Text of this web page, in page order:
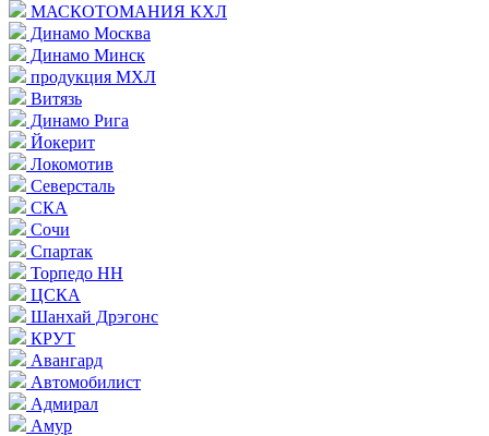
МАСКОТОМАНИЯ КХЛ
Динамо Москва
Динамо Минск
продукция МХЛ
Витязь
Динамо Рига
Йокерит
Локомотив
Северсталь
СКА
Сочи
Спартак
Торпедо НН
ЦСКА
Шанхай Дрэгонс
КРУТ
Авангард
Автомобилист
Адмирал
Амур